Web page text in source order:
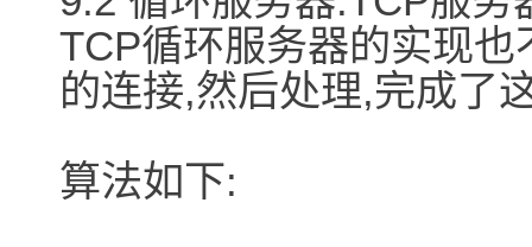
TCP循环服务器的实现
的连接,然后处理,完成了
算法如下: